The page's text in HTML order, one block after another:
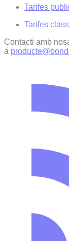
Tarifes
Tarifes
Contacti amb
a